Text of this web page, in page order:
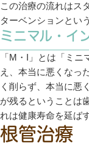
この治療の流れはス
ターベンションとい
ミニマル・イ
「M・I」とは「ミ
え、本当に悪くなっ
く削らず、本当に悪
が残るということは
れは健康寿命を延ば
根管治療